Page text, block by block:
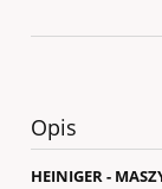
Opis
HEINIGER -